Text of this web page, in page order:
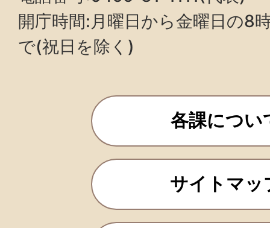
開庁時間:月曜日から金曜日の8
で(祝日を除く)
各課につい
サイトマッ